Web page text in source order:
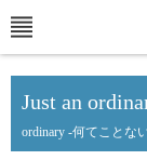
Just an
ordinary -何てことな